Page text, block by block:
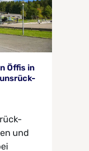
Öffis in
und